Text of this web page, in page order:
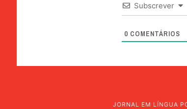
Subscrever
0 COMENTÁRIOS
JORNAL EM LÍNGUA